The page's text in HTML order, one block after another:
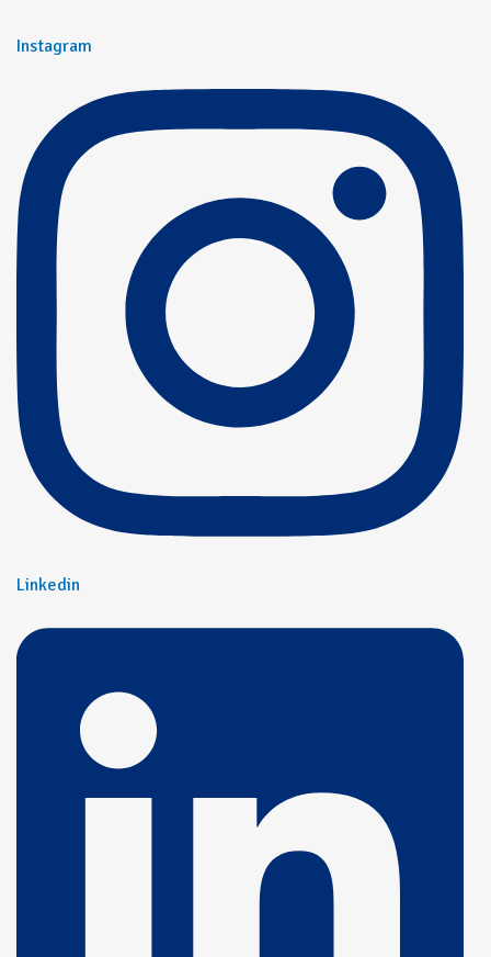
Instagram
Linkedin